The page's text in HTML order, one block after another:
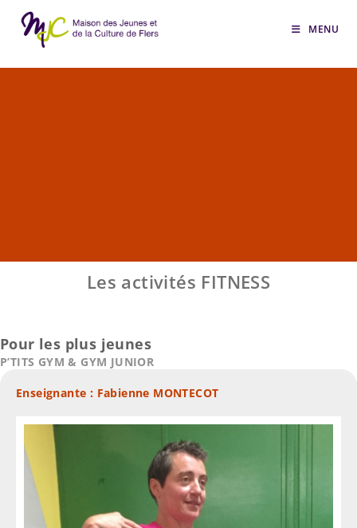
content
MENU
Les activités FITNESS
Pour les plus jeunes
P’TITS GYM & GYM JUNIOR
Enseignante : Fabienne MONTECOT